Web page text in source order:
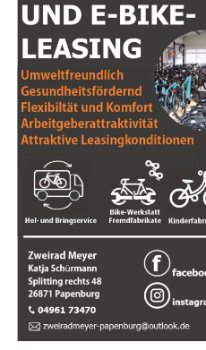
den nächs­ten Tagen ein
dabei aus­schließ­lich um ein
einer Buchung eines
nicht gestellt werden.
Ab Mon­tag, den 15.
und Mit­ar­bei­ter unter den
04954/801‑2721, 04954/
04954/801‑2723mon­tags
von 9:00 Uhr bis 12:30
Uhr sowie frei­tags in der
Uhrzu erreichen.
Anzei­ge: